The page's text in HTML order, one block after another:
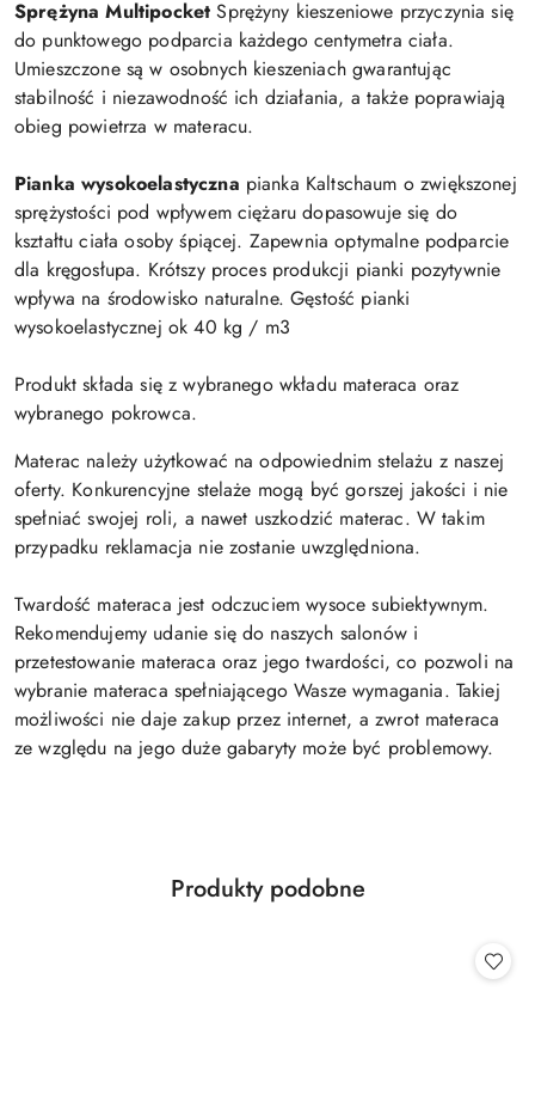
Sprężyna Multipocket Sprężyny kieszeniowe przyczynia się
do punktowego podparcia każdego centymetra ciała.
Umieszczone są w osobnych kieszeniach gwarantując
stabilność i niezawodność ich działania, a także poprawiają
obieg powietrza w materacu.
Pianka wysokoelastyczna pianka Kaltschaum o zwiększonej
sprężystości pod wpływem ciężaru dopasowuje się do
kształtu ciała osoby śpiącej. Zapewnia optymalne podparcie
dla kręgosłupa. Krótszy proces produkcji pianki pozytywnie
wpływa na środowisko naturalne. Gęstość pianki
wysokoelastycznej ok 40 kg / m3
Produkt składa się z wybranego wkładu materaca oraz
wybranego pokrowca.
Materac należy użytkować na odpowiednim stelażu z naszej
oferty. Konkurencyjne stelaże mogą być gorszej jakości i nie
spełniać swojej roli, a nawet uszkodzić materac. W takim
przypadku reklamacja nie zostanie uwzględniona.
Twardość materaca jest odczuciem wysoce subiektywnym.
Rekomendujemy udanie się do naszych salonów i
przetestowanie materaca oraz jego twardości, co pozwoli na
wybranie materaca spełniającego Wasze wymagania. Takiej
możliwości nie daje zakup przez internet, a zwrot materaca
ze względu na jego duże gabaryty może być problemowy.
Pomiń karuzelę produktów
Produkty
Produkty podobne